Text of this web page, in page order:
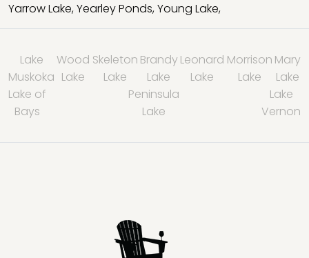
Yarrow Lake,Yearley Ponds,Young Lake,
Lake
Muskoka
Wood
Lake
Skeleton
Lake
Brandy
Lake
Leonard
Lake
Morrison
Lake
Mary
Lake
Lake of
Bays
Peninsula
Lake
Lake
Vernon